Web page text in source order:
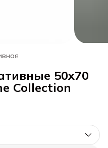
50x70
Collection